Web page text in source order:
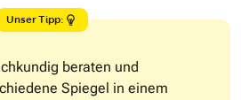
Unser Tipp:
beraten und
Spiegel in einem